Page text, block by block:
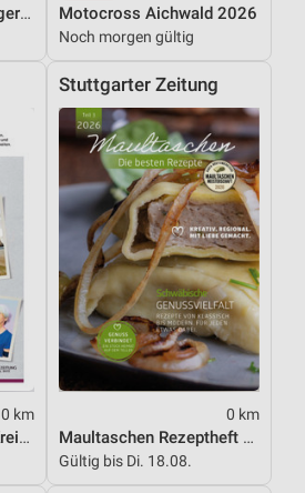
Marbacher Stadtanzeiger KW 28_2026 Motocross Aichwald 2026
Noch morgen gültig
0 km
Die Macher aus dem Kreis Ludwigsburg
Stuttgarter Zeitung
0 km
Maultaschen Rezeptheft Teil 3
Gültig bis Di. 18.08.